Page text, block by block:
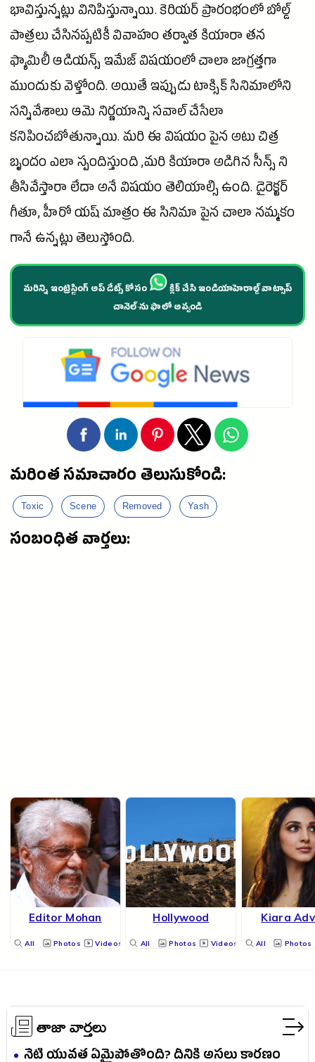
భావిస్తున్నట్లు వినిపిస్తున్నాయి. కెరియర్ ప్రారంభంలో బోల్డ్
పాత్రలు చేసినప్పటికీ వివాహం తర్వాత కియారా తన
ఫ్యామిలీఆడియన్స్ఇమేజ్ విషయంలో చాలా జాగ్రత్తగా
ముందుకు వెళ్తోంది. అయితే ఇప్పుడు టాక్సిక్ సినిమాలోని
సన్నివేశాలు ఆమె నిర్ణయాన్ని సవాల్ చేసేలా
కనిపించబోతున్నాయి. మరి ఈ విషయం పైన అటు చిత్ర
బృందం ఎలా స్పందిస్తుంది ,మరి కియారా అడిగిన సీన్స్ ని
తీసివేస్తారా లేదా అనే విషయం తెలియాల్సి ఉంది. డైరెక్టర్
గీతూ,హీరోయష్ మాత్రం ఈ సినిమా పైన చాలా నమ్మకం
గానే ఉన్నట్లు తెలుస్తోంది.
మరిన్ని ఇంట్రెస్టింగ్ అప్ డేట్స్ కోసం
క్లిక్ చేసి ఇండియాహెరాల్డ్ వాట్సాప్
చానెల్·ను ఫాలో అవ్వండి
మరింత సమాచారం తెలుసుకోండి:
Toxic Scene Removed Yash
సంబంధిత వార్తలు:
Editor Mohan
All Photos Videos
Hollywood
All Photos Videos
Kiara
All Photos
తాజా వార్తలు
నేటి యువత ఏమైపోతోంది? దీనికి అసలు కారణం